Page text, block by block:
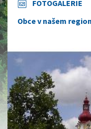
FOTOGALERIE
Obce v našem